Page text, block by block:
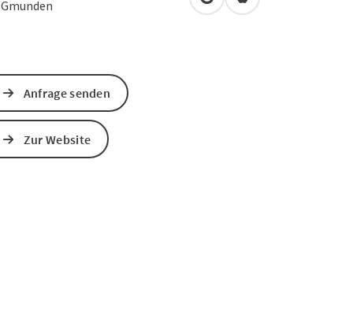
Gmunden in Google Maps öffnen
in Apple Maps
Anfrage senden
Zur Website